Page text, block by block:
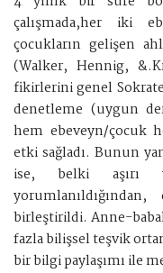
çalışmada,her iki
çocukların gelişen
(Walker, Hennig,
fikirlerini genel
denetleme (uygun
hem ebeveyn/çocuk
etki sağladı. Bunun
ise, belki aşırı
birleştirildi. Anne-
fazla bilişsel teşvik
bir bilgi paylaşımı ile